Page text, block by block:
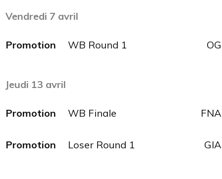
Vendredi 7 avril
Promotion WB Round 1 OG
Jeudi 13 avril
Promotion WB Finale FNA
Promotion Loser Round 1 GIA